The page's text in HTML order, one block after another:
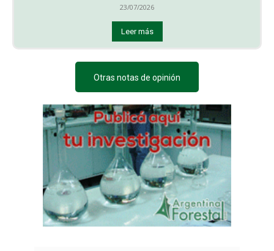
23/07/2026
Leer más
Otras notas de opinión